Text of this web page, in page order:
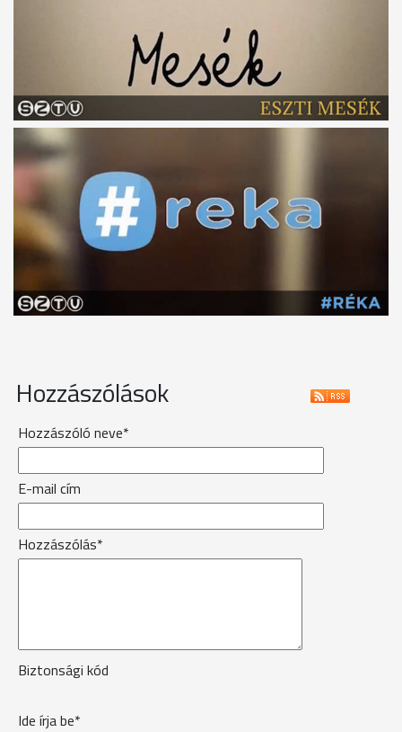
Hozzászólások
Hozzászóló neve*
E-mail cím
Hozzászólás*
Biztonsági kód
Ide írja be*